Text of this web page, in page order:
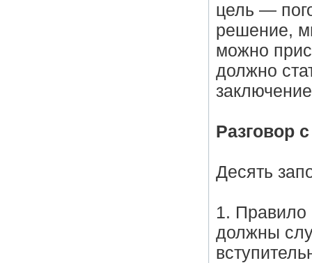
цель —
решение,
можно
должно
Разговор
Десять
1. Правило
должны